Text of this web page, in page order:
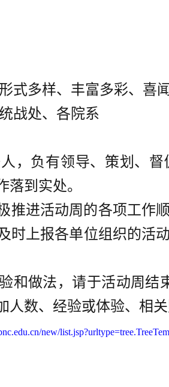
式多样、丰富多彩、喜
战处、各院系
，负有领导、策划、
到实处。
推进活动周的各项工作
时上报各单位组织的活
和做法，请于活动周
数、经验或体验、相关
new/